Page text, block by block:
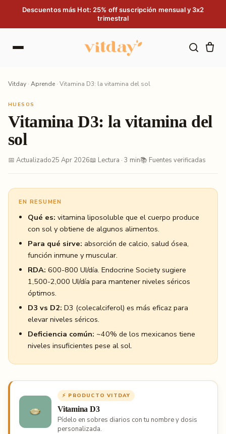
Saltar al contenido
Descuentos más Hot: 25% off suscripción mensual y 3x2
trimestral
Vitday · Aprende · Vitamina D3: la vitamina del sol
HUESOS
Vitamina D3: la vitamina del
sol
📅 Actualizado25 Apr 2026📖 Lectura · 3 min📚 Fuentes verificadas
EN RESUMEN
Qué es: vitamina liposoluble que el cuerpo produce
con sol y obtiene de algunos alimentos.
Para qué sirve: absorción de calcio, salud ósea,
función inmune y muscular.
RDA: 600-800 UI/día. Endocrine Society sugiere
1,500-2,000 UI/día para mantener niveles séricos
óptimos.
D3 vs D2: D3 (colecalciferol) es más eficaz para
elevar niveles séricos.
Deficiencia común: ~40% de los mexicanos tiene
niveles insuficientes pese al sol.
⚡ PRODUCTO VITDAY
Vitamina D3
Pídelo en sobres diarios con tu nombre y dosis
personalizada.